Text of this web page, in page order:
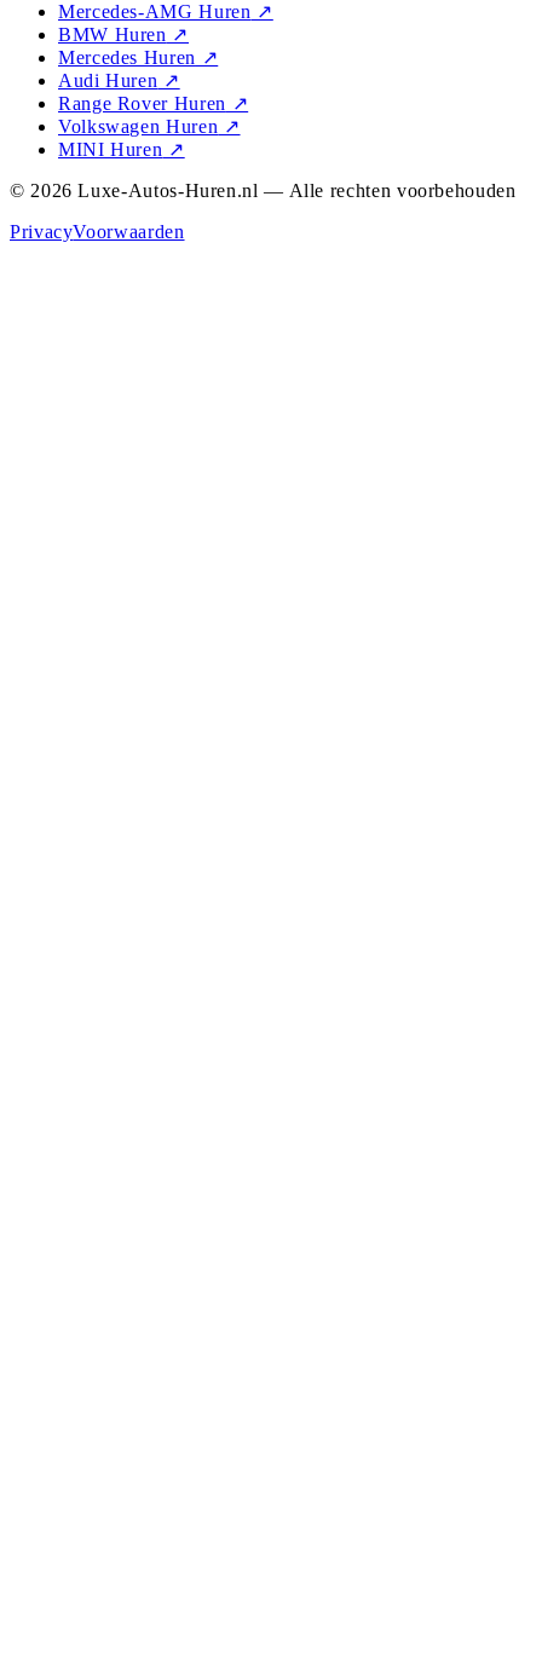
Mercedes-AMG Huren ↗
BMW Huren ↗
Mercedes Huren ↗
Audi Huren ↗
Range Rover Huren ↗
Volkswagen Huren ↗
MINI Huren ↗
© 2026 Luxe-Autos-Huren.nl — Alle rechten voorbehouden
PrivacyVoorwaarden